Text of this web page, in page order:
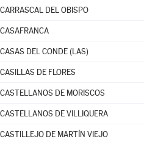
CARRASCAL DEL OBISPO
CASAFRANCA
CASAS DEL CONDE (LAS)
CASILLAS DE FLORES
CASTELLANOS DE MORISCOS
CASTELLANOS DE VILLIQUERA
CASTILLEJO DE MARTÍN VIEJO